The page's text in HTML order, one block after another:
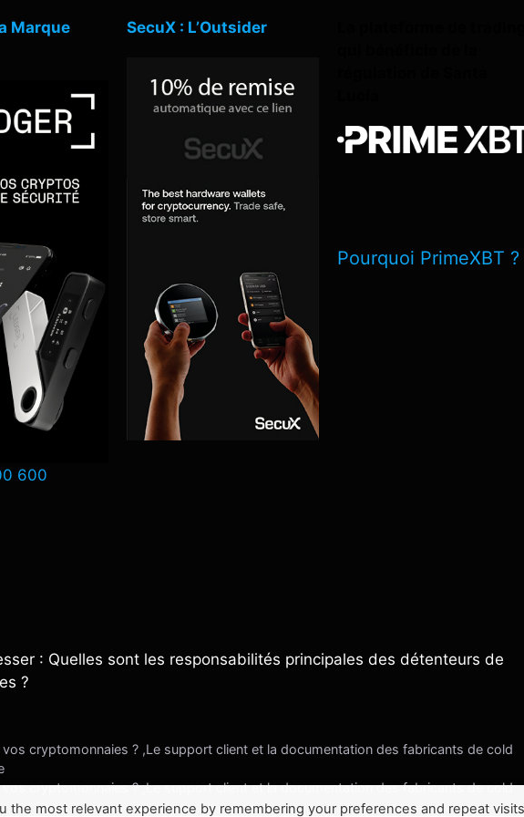
Marque
SecuX : L’Outsider
Pourquoi PrimeXBT ?
: Quelles sont les responsabilités principales des détenteurs de
?
cryptomonnaies ? ,Le support client et la documentation des fabricants de cold
cryptomonnaies ? ,Le support client et la documentation des fabricants de cold
the most relevant experience by remembering your preferences and repeat